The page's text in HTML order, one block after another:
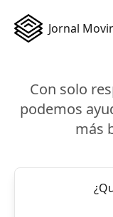
Jornal
Con solo
podemos
más